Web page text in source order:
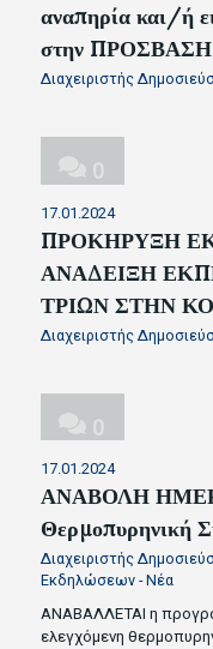
αναπηρία και/ή
στην ΠΡΟΣΒΑΣΗ
Διαχειριστής
0
17.01.2024
ΠΡΟΚΗΡΥΞΗ
ΑΝΑΔΕΙΞΗ
ΤΡΙΩΝ ΣΤΗΝ
Διαχειριστής
0
17.01.2024
ΑΝΑΒΟΛΗ
Θερμοπυρηνική
Διαχειριστής
Εκδηλώσεων - Νέα
ΑΝΑΒΑΛΛΕΤΑΙ η
ελεγχόμενη